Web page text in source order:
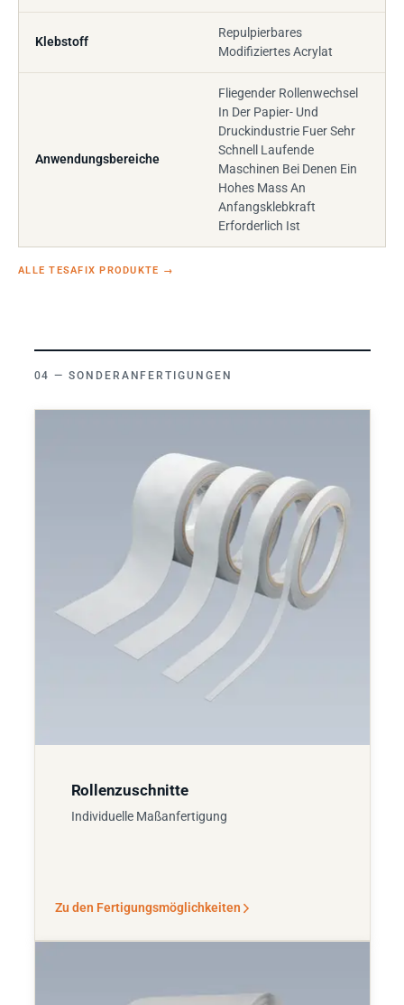
Klebstoff
Repulpierbares
Modifiziertes Acrylat
Anwendungsbereiche
Fliegender Rollenwechsel
In Der Papier- Und
Druckindustrie Fuer Sehr
Schnell Laufende
Maschinen Bei Denen Ein
Hohes Mass An
Anfangsklebkraft
Erforderlich Ist
ALLE TESAFIX PRODUKTE →
SONDERANFERTIGUNGEN
Rollenzuschnitte
Individuelle Maßanfertigung
Zu den Fertigungsmöglichkeiten